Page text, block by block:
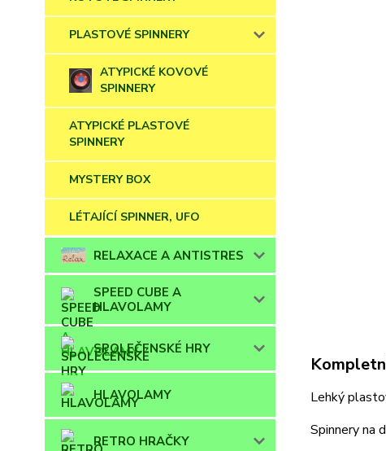
PLASTOVÉ SPINNERY
ATYPICKÉ KOVOVÉ
SPINNERY
ATYPICKÉ PLASTOVÉ
SPINNERY
MYSTERY BOX
LÉTAJÍCÍ SPINNER, UFO
RELAXACE A ANTISTRES
SPEED CUBE A
HLAVOLAMY
SPOLEČENSKÉ HRY
HLAVOLAMY
RETRO HRAČKY
Lehký
Spinnery na